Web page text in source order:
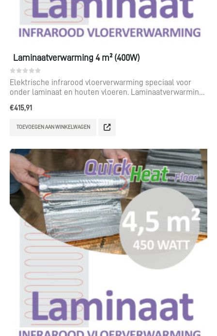
Laminaatverwarming 4 m² (400W)
0out of 5
Elektrische infrarood vloerverwarming speciaal voor
onder laminaat en houten vloeren. Laminaatverwarming
€415,91
TOEVOEGEN AAN WINKELWAGEN
this
Vanaf maandag 17
augustus zijn wij
weer terug!
In verband met de bouwvak zijn wij gesloten van
maandag 27 juli tot vrijdag 14 augustus. Het is
mogelijk om via de webshop te bestellen, maar houd
dan rekening met een langere levertijd. Alle geplaatste
bestellingen worden vanaf maandag 17 augustus 2026
weer verzonden.